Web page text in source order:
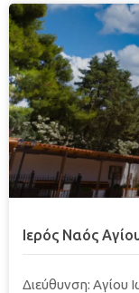
Ιερός Ναός
Διεύθυνση: Aγίου